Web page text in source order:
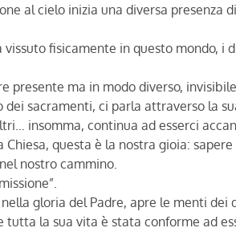
al cielo inizia una diversa presenza
vissuto fisicamente in questo mondo, i
presente ma in modo diverso,
sacramenti, ci parla attraverso la
insomma, continua ad esserci
questa è la nostra gioia:
nostro cammino.
nella gloria del Padre, apre le menti
tutta la sua vita è stata conforme ad